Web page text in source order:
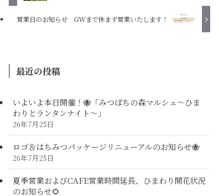
営業日のお知らせ GWまで休まず営業いたします！
最近の投稿
いよいよ本日開催！🐝「みつばちの森マルシェ〜ひま
わりとランタンナイト〜」
26年7月25日
ロゴ＆はちみつパッケージリニューアルのお知らせ🐝
26年7月25日
夏季営業およびCAFE営業時間延長、ひまわり開花状況
のお知らせ🌻